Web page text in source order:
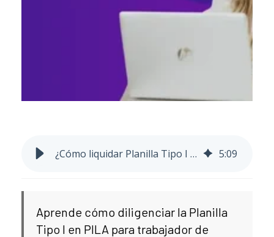
¿Cómo liquidar Planilla Tipo I trabajador parcial? 5:09
Aprende cómo diligenciar la Planilla
Tipo I en PILA para trabajador de